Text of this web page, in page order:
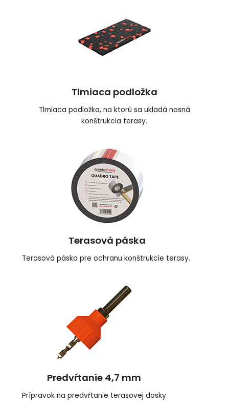
Tlmiaca podložka
Tlmiaca podložka, na ktorú sa ukladá nosná
konštrukcia terasy.
Terasová páska
Terasová páska pre ochranu konštrukcie terasy.
Predvŕtanie 4,7 mm
Prípravok na predvŕtanie terasovej dosky